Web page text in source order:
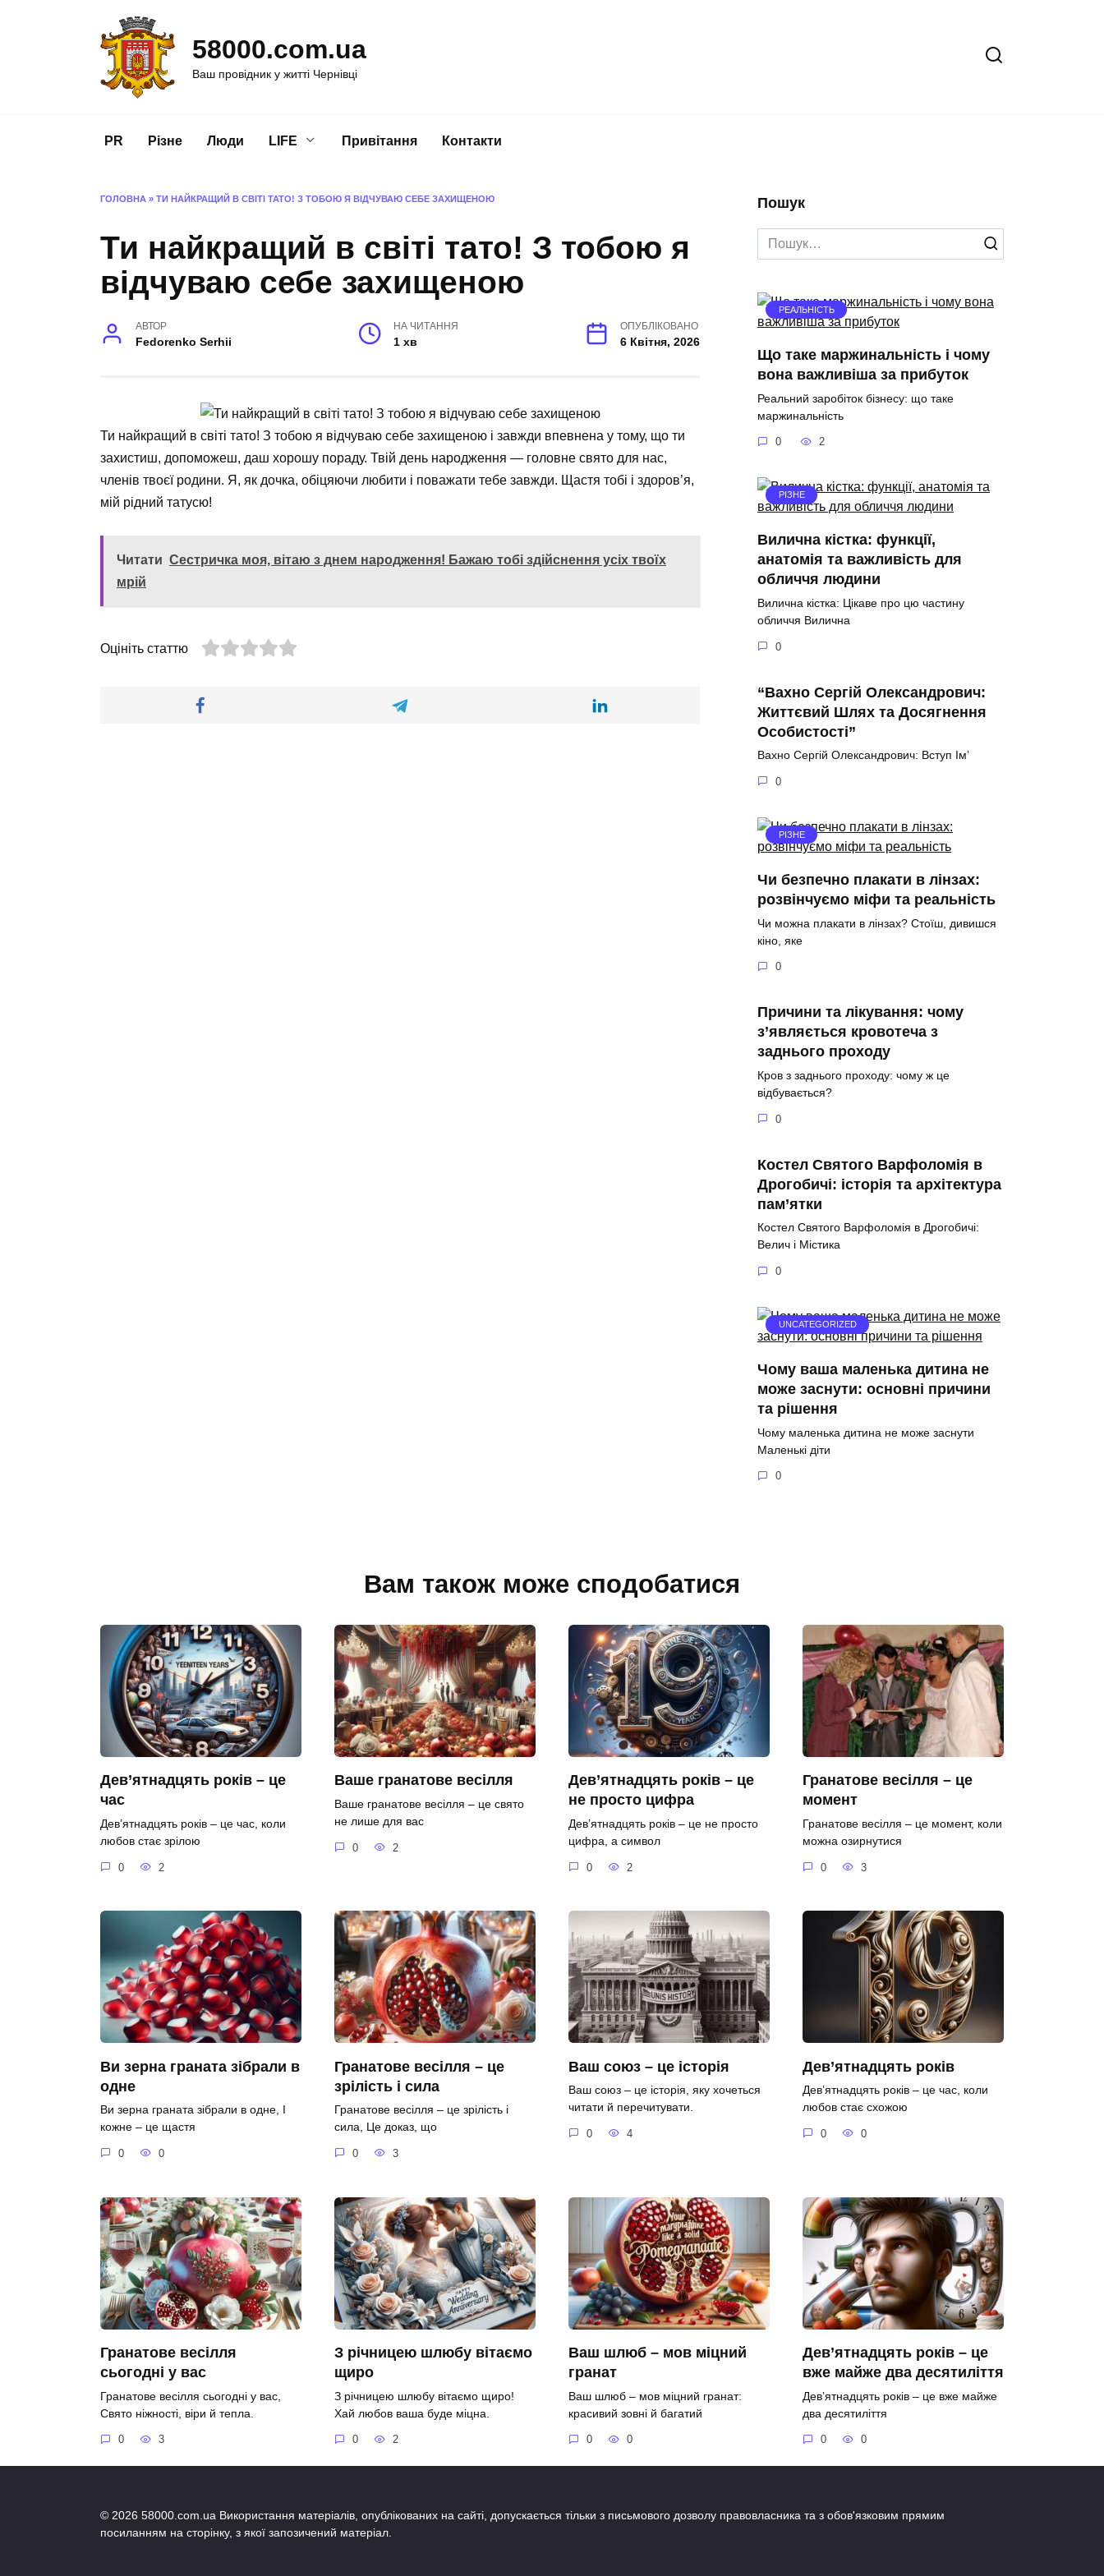
58000.com.ua
Ваш провідник у житті Чернівці
PR Різне Люди LIFE Привітання Контакти
ГОЛОВНА » ТИ НАЙКРАЩИЙ В СВІТІ ТАТО! З ТОБОЮ Я ВІДЧУВАЮ СЕБЕ ЗАХИЩЕНОЮ
Ти найкращий в світі тато! З тобою я
відчуваю себе захищеною
АВТОР
Fedorenko Serhii
НА ЧИТАННЯ
1 хв
ОПУБЛІКОВАНО
6 Квітня, 2026
Ти найкращий в світі тато! З тобою я відчуваю себе захищеною і завжди впевнена у тому, що ти
захистиш, допоможеш, даш хорошу пораду. Твій день народження — головне свято для нас,
членів твоєї родини. Я, як дочка, обіцяючи любити і поважати тебе завжди. Щастя тобі і здоров’я,
мій рідний татусю!
Читати Сестричка моя, вітаю з днем народження! Бажаю тобі здійснення усіх твоїх
мрій
Оцініть статтю
Пошук
Search
for:
РЕАЛЬНІСТЬ
Що таке маржинальність і чому
вона важливіша за прибуток
Реальний заробіток бізнесу: що таке
маржинальність
0 2
РІЗНЕ
Вилична кістка: функції,
анатомія та важливість для
обличчя людини
Вилична кістка: Цікаве про цю частину
обличчя Вилична
0
“Вахно Сергій Олександрович:
Життєвий Шлях та Досягнення
Особистості”
Вахно Сергій Олександрович: Вступ Ім’
0
РІЗНЕ
Чи безпечно плакати в лінзах:
розвінчуємо міфи та реальність
Чи можна плакати в лінзах? Стоїш, дивишся
кіно, яке
0
Причини та лікування: чому
з’являється кровотеча з
заднього проходу
Кров з заднього проходу: чому ж це
відбувається?
0
Костел Святого Варфоломія в
Дрогобичі: історія та архітектура
пам’ятки
Костел Святого Варфоломія в Дрогобичі:
Велич і Містика
0
UNCATEGORIZED
Чому ваша маленька дитина не
може заснути: основні причини
та рішення
Чому маленька дитина не може заснути
Маленькі діти
0
Вам також може сподобатися
Дев’ятнадцять років – це
час
Дев’ятнадцять років – це час, коли
любов стає зрілою
0 2
Ваше гранатове весілля
Ваше гранатове весілля – це свято
не лише для вас
0 2
Дев’ятнадцять років – це
не просто цифра
Дев’ятнадцять років – це не просто
цифра, а символ
0 2
Гранатове весілля – це
момент
Гранатове весілля – це момент, коли
можна озирнутися
0 3
Ви зерна граната зібрали в
одне
Ви зерна граната зібрали в одне, І
кожне – це щастя
0 0
Гранатове весілля – це
зрілість і сила
Гранатове весілля – це зрілість і
сила, Це доказ, що
0 3
Ваш союз – це історія
Ваш союз – це історія, яку хочеться
читати й перечитувати.
0 4
Дев’ятнадцять років
Дев’ятнадцять років – це час, коли
любов стає схожою
0 0
Гранатове весілля
сьогодні у вас
Гранатове весілля сьогодні у вас,
Свято ніжності, віри й тепла.
0 3
З річницею шлюбу вітаємо
щиро
З річницею шлюбу вітаємо щиро!
Хай любов ваша буде міцна.
0 2
Ваш шлюб – мов міцний
гранат
Ваш шлюб – мов міцний гранат:
красивий зовні й багатий
0 0
Дев’ятнадцять років – це
вже майже два десятиліття
Дев’ятнадцять років – це вже майже
два десятиліття
0 0
© 2026 58000.com.ua Використання матеріалів, опублікованих на сайті, допускається тільки з письмового дозволу правовласника та з обов'язковим прямим
посиланням на сторінку, з якої запозичений матеріал.